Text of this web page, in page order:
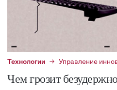
Технологии Управление
Чем грозит